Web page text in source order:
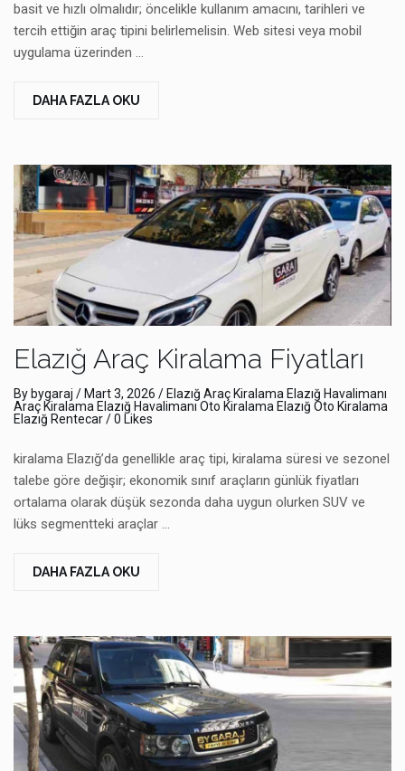
basit ve hızlı olmalıdır; öncelikle kullanım amacını, tarihleri ve
tercih ettiğin araç tipini belirlemelisin. Web sitesi veya mobil
uygulama üzerinden …
DAHA FAZLA OKU
Elazığ Araç Kiralama Fiyatları
By bygaraj / Mart 3, 2026 / Elazığ Araç Kiralama Elazığ Havalimanı
Araç Kiralama Elazığ Havalimanı Oto Kiralama Elazığ Oto Kiralama
Elazığ Rentecar/ 0 Likes
kiralama Elazığ’da genellikle araç tipi, kiralama süresi ve sezonel
talebe göre değişir; ekonomik sınıf araçların günlük fiyatları
ortalama olarak düşük sezonda daha uygun olurken SUV ve
lüks segmentteki araçlar …
DAHA FAZLA OKU